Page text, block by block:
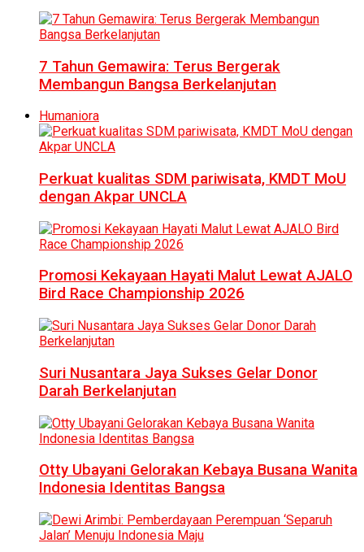
7 Tahun Gemawira: Terus Bergerak
Membangun Bangsa Berkelanjutan
Humaniora
Perkuat kualitas SDM pariwisata, KMDT MoU
dengan Akpar UNCLA
Promosi Kekayaan Hayati Malut Lewat AJALO
Bird Race Championship 2026
Suri Nusantara Jaya Sukses Gelar Donor
Darah Berkelanjutan
Otty Ubayani Gelorakan Kebaya Busana Wanita
Indonesia Identitas Bangsa